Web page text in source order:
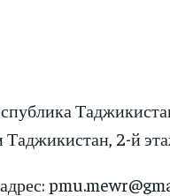
Таджикистан, 2-й